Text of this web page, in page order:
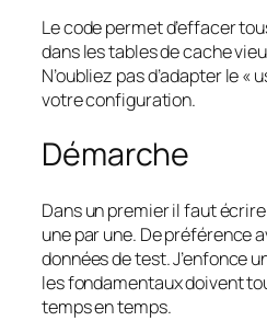
Le code permet d’effacer
dans les tables de cache
N’oubliez pas d’adapter le «
votre configuration.
Démarche
Dans un premier il faut
une par une. De préférence
données de test. J’enfonce
les fondamentaux doivent
temps en temps.